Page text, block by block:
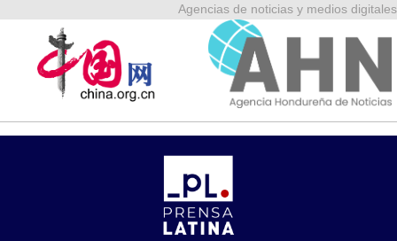
Agencias de noticias y medios digitales